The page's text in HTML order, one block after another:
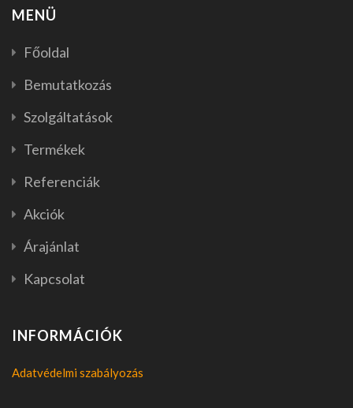
MENÜ
Főoldal
Bemutatkozás
Szolgáltatások
Termékek
Referenciák
Akciók
Árajánlat
Kapcsolat
INFORMÁCIÓK
Adatvédelmi szabályozás